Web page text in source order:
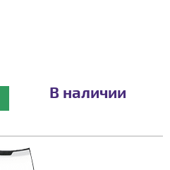
В наличии